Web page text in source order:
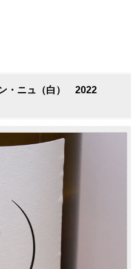
・ニュ（白） 2022